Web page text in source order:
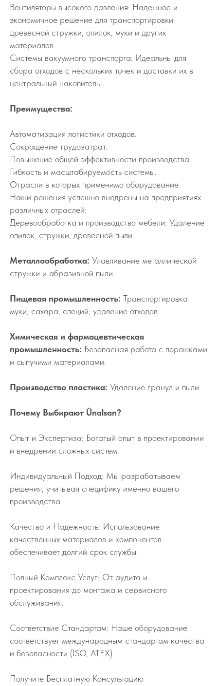
Вентиляторы высокого давления: Надежное и
экономичное решение для транспортировки
древесной стружки, опилок, муки и других
материалов.
Системы вакуумного транспорта: Идеальны для
сбора отходов с нескольких точек и доставки их в
центральный накопитель.
Преимущества:
Автоматизация логистики отходов.
Сокращение трудозатрат.
Повышение общей эффективности производства.
Гибкость и масштабируемость системы.
Отрасли в которых применимо оборудование
Наши решения успешно внедрены на предприятиях
различных отраслей:
Деревообработка и производство мебели: Удаление
опилок, стружки, древесной пыли.
Металлообработка: Улавливание металлической
стружки и абразивной пыли.
Пищевая промышленность: Транспортировка
муки, сахара, специй; удаление отходов.
Химическая и фармацевтическая
промышленность: Безопасная работа с порошками
и сыпучими материалами.
Производство пластика: Удаление гранул и пыли.
Почему Выбирают Ünalsan?
Опыт и Экспертиза: Богатый опыт в проектировании
и внедрении сложных систем.
Индивидуальный Подход: Мы разрабатываем
решения, учитывая специфику именно вашего
производства.
Качество и Надежность: Использование
качественных материалов и компонентов
обеспечивает долгий срок службы.
Полный Комплекс Услуг: От аудита и
проектирования до монтажа и сервисного
обслуживания.
Соответствие Стандартам: Наше оборудование
соответствует международным стандартам качества
и безопасности (ISO, ATEX).
Получите Бесплатную Консультацию